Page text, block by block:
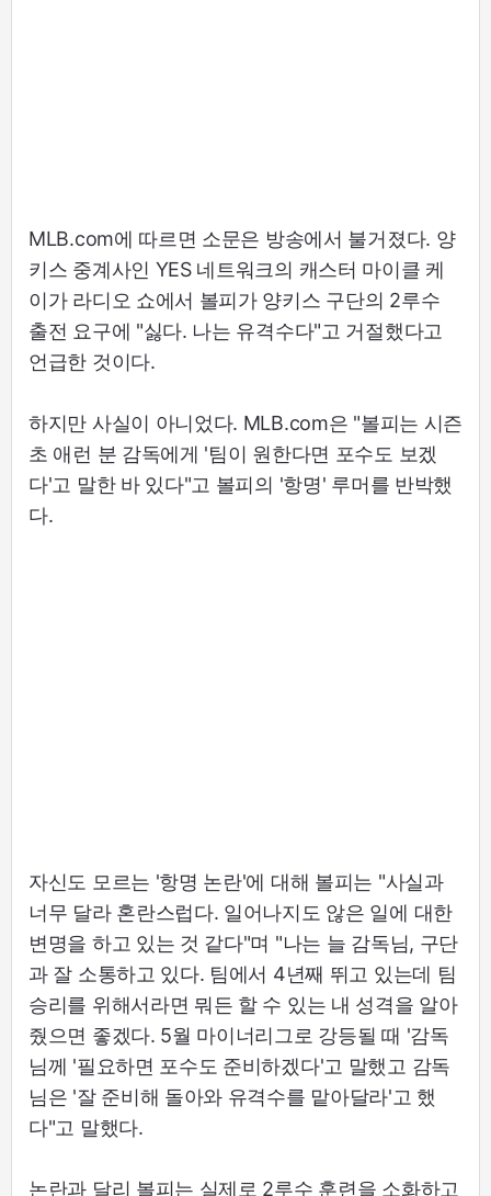
MLB.com에 따르면 소문은 방송에서 불거졌다. 양
키스 중계사인 YES 네트워크의 캐스터 마이클 케
이가 라디오 쇼에서 볼피가 양키스 구단의 2루수
출전 요구에 "싫다. 나는 유격수다"고 거절했다고
언급한 것이다.
하지만 사실이 아니었다. MLB.com은 "볼피는 시즌
초 애런 분 감독에게 '팀이 원한다면 포수도 보겠
다'고 말한 바 있다"고 볼피의 '항명' 루머를 반박했
다.
자신도 모르는 '항명 논란'에 대해 볼피는 "사실과
너무 달라 혼란스럽다. 일어나지도 않은 일에 대한
변명을 하고 있는 것 같다"며 "나는 늘 감독님, 구단
과 잘 소통하고 있다. 팀에서 4년째 뛰고 있는데 팀
승리를 위해서라면 뭐든 할 수 있는 내 성격을 알아
줬으면 좋겠다. 5월 마이너리그로 강등될 때 '감독
님께 '필요하면 포수도 준비하겠다'고 말했고 감독
님은 '잘 준비해 돌아와 유격수를 맡아달라'고 했
다"고 말했다.
논란과 달리 볼피는 실제로 2루수 훈련을 소화하고